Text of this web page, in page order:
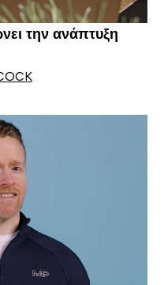
την ανάπτυξη